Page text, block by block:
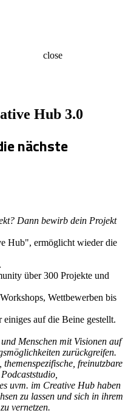
close
Hub 3.0
nächste
Dann bewirb dein Projekt
Hub", ermöglicht wieder die
.
über 300 Projekte und
Wettbewerben bis
auf die Beine gestellt.
Menschen mit Visionen auf
zurückgreifen.
freinutzbare
uvm. im Creative Hub haben
zu lassen und sich in ihrem
vernetzen.